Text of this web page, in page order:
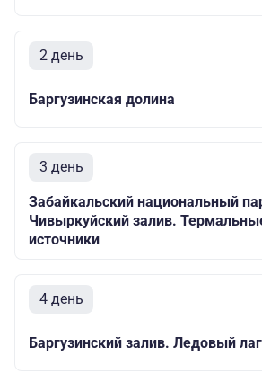
2 день
Баргузинская долина
3 день
Забайкальский национальный
Чивыркуйский залив.
источники
4 день
Баргузинский залив. Ледовый